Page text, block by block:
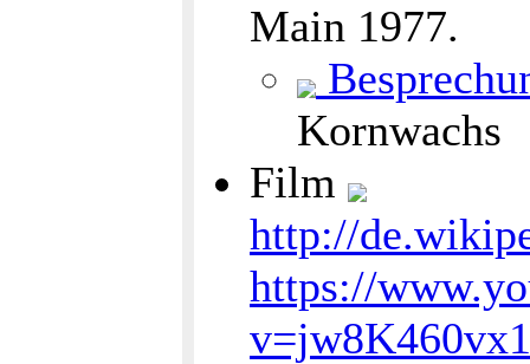
Main 1977.
Kornwachs
Film
http://
https://